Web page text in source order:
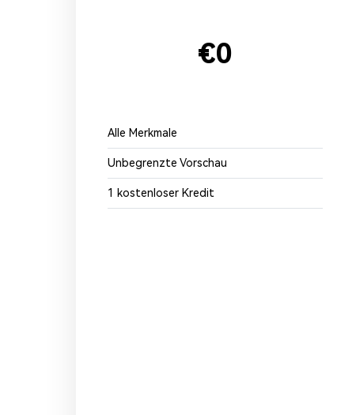
€0
Alle Merkmale
Unbegrenzte Vorschau
1 kostenloser Kredit